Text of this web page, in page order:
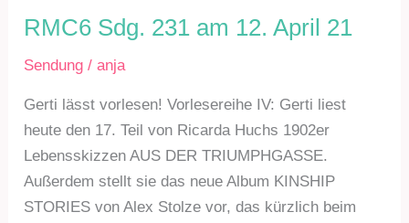
am
10.
Mai
RMC6 Sdg. 231 am 12. April 21
Sendung /anja
Gerti lässt vorlesen! Vorlesereihe IV: Gerti liest
heute den 17. Teil von Ricarda Huchs 1902er
Lebensskizzen AUS DER TRIUMPHGASSE.
Außerdem stellt sie das neue Album KINSHIP
STORIES von Alex Stolze vor, das kürzlich beim